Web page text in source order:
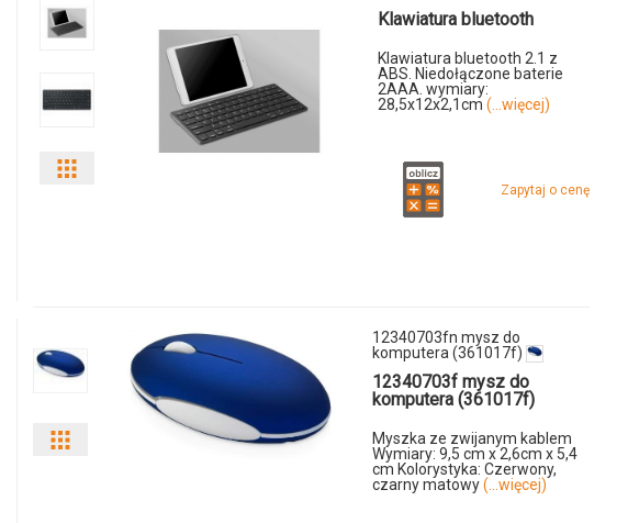
Pokaż
produktu
MO9017m
Klawiatura bluetooth
Klawiatura bluetooth 2.1 z
ABS. Niedołączone baterie
2AAA. wymiary:
28,5x12x2,1cm(...więcej)
Zapytaj o cenę
12340703fn mysz do
komputera (361017f)
12340703f mysz do
komputera (361017f)
Myszka ze zwijanym kablem
Wymiary: 9,5 cm x 2,6cm x 5,4
cm Kolorystyka: Czerwony,
czarny matowy(...więcej)